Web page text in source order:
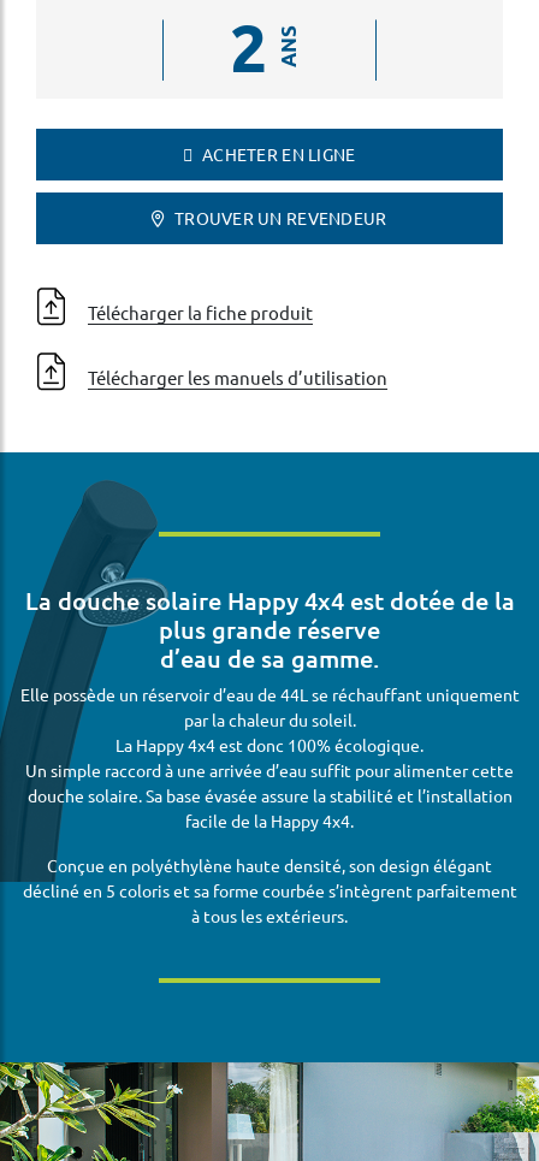
2 ANS
ACHETER EN LIGNE
TROUVER UN REVENDEUR
Télécharger la fiche produit
Télécharger les manuels d’utilisation
La douche solaire Happy 4x4 est dotée de la
plus grande réserve
d’eau de sa gamme.
Elle possède un réservoir d’eau de 44L se réchauffant uniquement
par la chaleur du soleil.
La Happy 4x4 est donc 100% écologique.
Un simple raccord à une arrivée d’eau suffit pour alimenter cette
douche solaire. Sa base évasée assure la stabilité et l’installation
facile de la Happy 4x4.
Conçue en polyéthylène haute densité, son design élégant
décliné en 5 coloris et sa forme courbée s’intègrent parfaitement
à tous les extérieurs.